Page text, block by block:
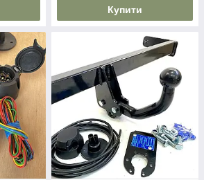
Купити